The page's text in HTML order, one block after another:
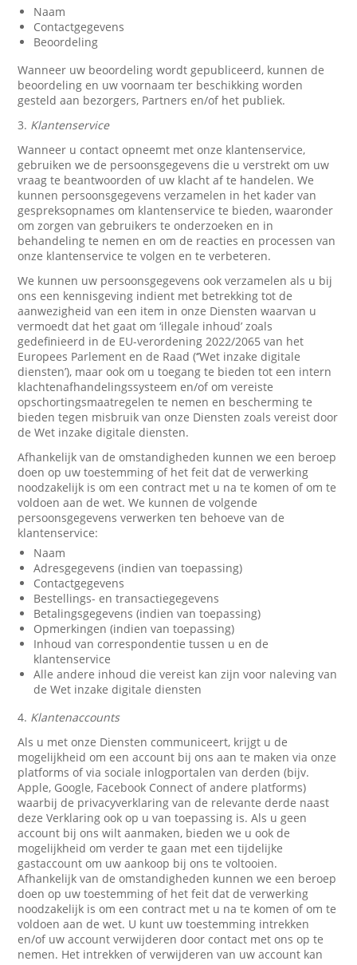
Naam
Contactgegevens
Beoordeling
Wanneer uw beoordeling wordt gepubliceerd, kunnen de
beoordeling en uw voornaam ter beschikking worden
gesteld aan bezorgers, Partners en/of het publiek.
3. Klantenservice
Wanneer u contact opneemt met onze klantenservice,
gebruiken we de persoonsgegevens die u verstrekt om uw
vraag te beantwoorden of uw klacht af te handelen. We
kunnen persoonsgegevens verzamelen in het kader van
gespreksopnames om klantenservice te bieden, waaronder
om zorgen van gebruikers te onderzoeken en in
behandeling te nemen en om de reacties en processen van
onze klantenservice te volgen en te verbeteren.
We kunnen uw persoonsgegevens ook verzamelen als u bij
ons een kennisgeving indient met betrekking tot de
aanwezigheid van een item in onze Diensten waarvan u
vermoedt dat het gaat om ‘illegale inhoud’ zoals
gedefinieerd in de EU-verordening 2022/2065 van het
Europees Parlement en de Raad (‘’Wet inzake digitale
diensten’), maar ook om u toegang te bieden tot een intern
klachtenafhandelingssysteem en/of om vereiste
opschortingsmaatregelen te nemen en bescherming te
bieden tegen misbruik van onze Diensten zoals vereist door
de Wet inzake digitale diensten.
Afhankelijk van de omstandigheden kunnen we een beroep
doen op uw toestemming of het feit dat de verwerking
noodzakelijk is om een contract met u na te komen of om te
voldoen aan de wet. We kunnen de volgende
persoonsgegevens verwerken ten behoeve van de
klantenservice:
Naam
Adresgegevens (indien van toepassing)
Contactgegevens
Bestellings- en transactiegegevens
Betalingsgegevens (indien van toepassing)
Opmerkingen (indien van toepassing)
Inhoud van correspondentie tussen u en de
klantenservice
Alle andere inhoud die vereist kan zijn voor naleving van
de Wet inzake digitale diensten
4. Klantenaccounts
Als u met onze Diensten communiceert, krijgt u de
mogelijkheid om een account bij ons aan te maken via onze
platforms of via sociale inlogportalen van derden (bijv.
Apple, Google, Facebook Connect of andere platforms)
waarbij de privacyverklaring van de relevante derde naast
deze Verklaring ook op u van toepassing is. Als u geen
account bij ons wilt aanmaken, bieden we u ook de
mogelijkheid om verder te gaan met een tijdelijke
gastaccount om uw aankoop bij ons te voltooien.
Afhankelijk van de omstandigheden kunnen we een beroep
doen op uw toestemming of het feit dat de verwerking
noodzakelijk is om een contract met u na te komen of om te
voldoen aan de wet. U kunt uw toestemming intrekken
en/of uw account verwijderen door contact met ons op te
nemen. Het intrekken of verwijderen van uw account kan